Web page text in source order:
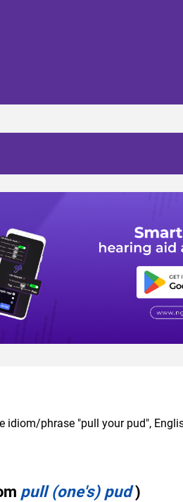
phrase "pull your pud",
pull (one's) pud)